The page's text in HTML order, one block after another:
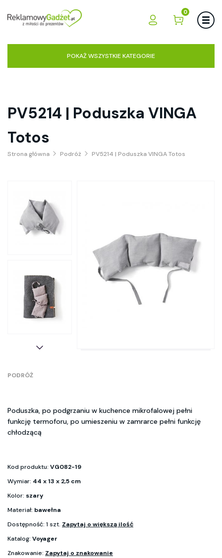
0
POKAŻ WSZYSTKIE KATEGORIE
PV5214 | Poduszka VINGA
Totos
Strona główna Podróż PV5214 | Poduszka VINGA Totos
PODRÓŻ
Poduszka, po podgrzaniu w kuchence mikrofalowej pełni
funkcję termoforu, po umieszeniu w zamrarce pełni funkcję
chłodzącą
Kod produktu: VG082-19
Wymiar: 44 x 13 x 2,5 cm
Kolor: szary
Materiał: bawełna
Dostępność: 1 szt. Zapytaj o większą ilość
Katalog: Voyager
Znakowanie: Zapytaj o znakowanie